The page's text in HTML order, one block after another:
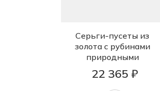
Серьги-пусеты из
золота с рубинами
природными
22 365 ₽